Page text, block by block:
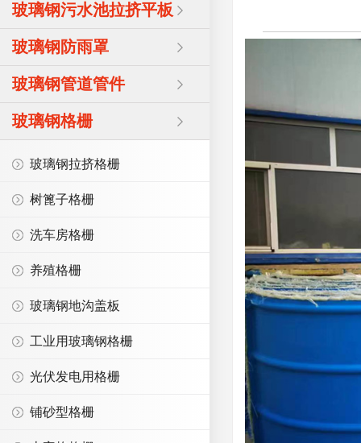
玻璃钢污水池拉挤平板
玻璃钢防雨罩
玻璃钢管道管件
玻璃钢格栅
玻璃钢拉挤格栅
树篦子格栅
洗车房格栅
养殖格栅
玻璃钢地沟盖板
工业用玻璃钢格栅
光伏发电用格栅
铺砂型格栅